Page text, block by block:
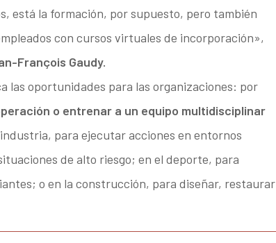
está la formación, por supuesto, pero también
con cursos virtuales de incorporación»,
François Gaudy.
oportunidades para las organizaciones: por
o entrenar a un equipo multidisciplinar
para ejecutar acciones en entornos
de alto riesgo; en el deporte, para
o en la construcción, para diseñar, restaurar